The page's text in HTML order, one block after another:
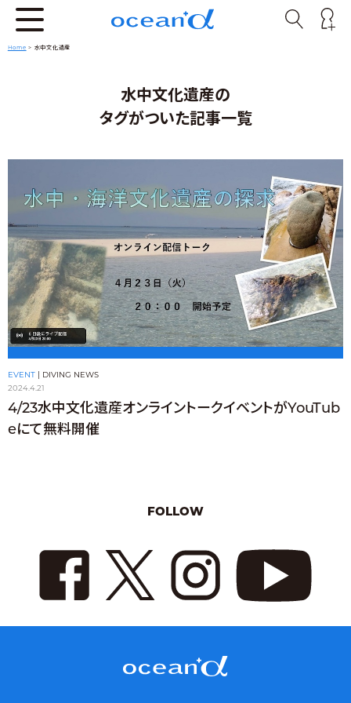
Home > 水中文化遺産
水中文化遺産の
タグがついた記事一覧
EVENT | DIVING NEWS
2024.4.21
4/23水中文化遺産オンライントークイベントがYouTub
eにて無料開催
FOLLOW